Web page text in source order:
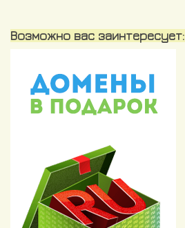
Возможно вас заинтересует: